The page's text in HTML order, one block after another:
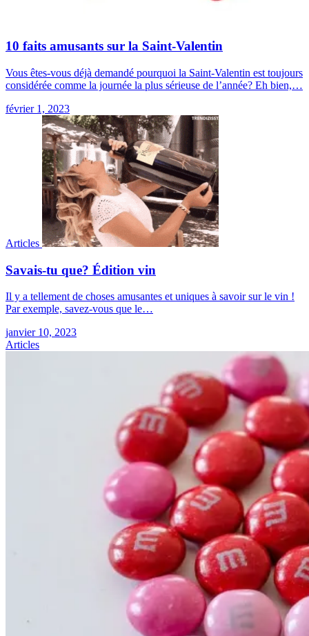
10 faits amusants sur la Saint-Valentin
Vous êtes-vous déjà demandé pourquoi la Saint-Valentin est toujours
considérée comme la journée la plus sérieuse de l’année? Eh bien,…
février 1, 2023
Articles
Savais-tu que? Édition vin
Il y a tellement de choses amusantes et uniques à savoir sur le vin !
Par exemple, savez-vous que le…
janvier 10, 2023
Articles